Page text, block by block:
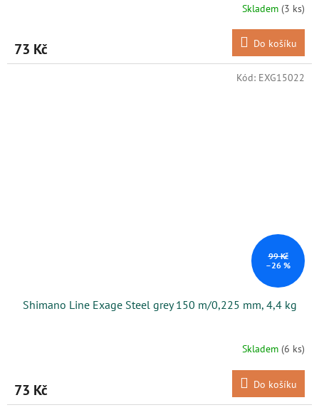
Skladem (3 ks)
73 Kč Do košíku
99 Kč
–26 %
Shimano Line Exage Steel grey 150 m/0,225 mm, 4,4 kg
Skladem (6 ks)
73 Kč Do košíku
Kód: EXG15022